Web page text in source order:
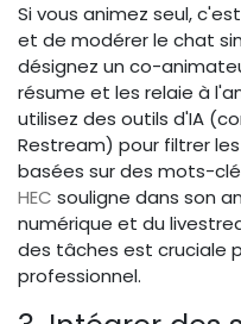
Si vous animez seul,
et de modérer le chat
désignez un co-
résume et les relaie à
utilisez des outils d'IA
Restream) pour filtrer
basées sur des mots-
HEC souligne dans son
numérique et du
des tâches est cruciale
professionnel.